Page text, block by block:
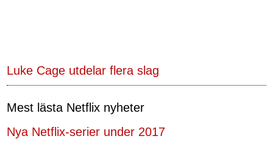
Luke Cage utdelar flera slag
Mest lästa Netflix nyheter
Nya Netflix-serier under 2017